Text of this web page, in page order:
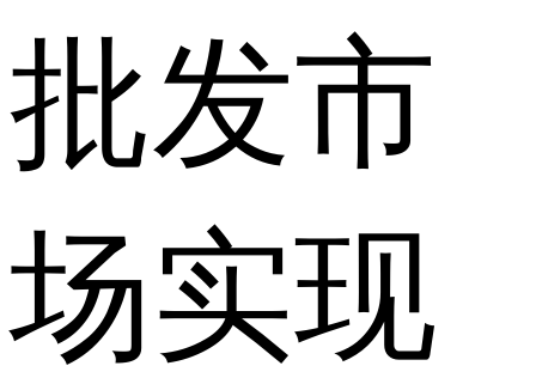
批发市
场实现